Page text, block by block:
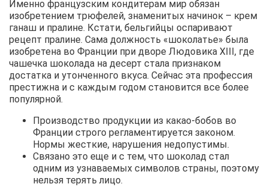
Именно французским кондитерам мир обязан
изобретением трюфелей, знаменитых начинок – крем
ганаш и пралине. Кстати, бельгийцы оспаривают
рецепт пралине. Сама должность «шоколатье» была
изобретена во Франции при дворе Людовика XIII, где
чашечка шоколада на десерт стала признаком
достатка и утонченного вкуса. Сейчас эта профессия
престижна и с каждым годом становится все более
популярной.
Производство продукции из какао-бобов во
Франции строго регламентируется законом.
Нормы жесткие, нарушения недопустимы.
Связано это еще и с тем, что шоколад стал
одним из узнаваемых символов страны, поэтому
нельзя терять лицо.